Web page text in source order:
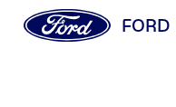
FORD